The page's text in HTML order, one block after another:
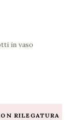
in vaso
RILEGATURA